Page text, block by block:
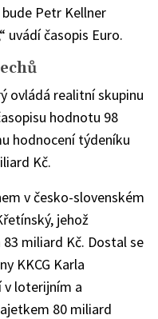
Petr Kellner
uvádí časopis Euro.
ovládá realitní skupinu
hodnotu 98
hodnocení týdeníku
Kč.
v česko-slovenském
jehož
miliard Kč. Dostal se
KKCG Karla
v loterijním a
80 miliard